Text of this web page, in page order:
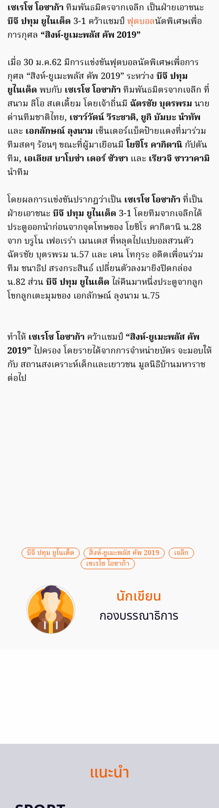
เซเรโซ โอซาก้าทีมพันธมิตรจากเจลีก เป็นฝ่ายเอาชนะ
บีจี ปทุม ยูไนเต็ด 3-1 คว้าแชมป์ ฟุตบอลนัดพิเศษเพื่อ
การกุศล “สิงห์-ยูเมะพลัส คัพ 2019”
เมื่อ 30 ม.ค.62 มีการแข่งขันฟุตบอลนัดพิเศษเพื่อการ
กุศล “สิงห์-ยูเมะพลัส คัพ 2019” ระหว่าง บีจี ปทุม
ยูไนเต็ด พบกับ เซเรโซ โอซาก้าทีมพันธมิตรจากเจลีก ที่
สนาม ลีโอ สเตเดี้ยม โดยเจ้าถิ่นมี ฉัตรชัย บุตรพรม นาย
ด่านทีมชาติไทย, เชาว์วัตน์ วีระชาติ, ยูกิ บัมบะ นำทัพ
และ เอกลักษณ์ ลุงนาม เซ็นเตอร์แบ็คป้ายแดงที่มาร่วม
ทีมสดๆ ร้อนๆ ขณะที่ผู้มาเยือนมีโยชิโร คากิตานิ กัปตัน
ทีม, เอเลียส บาโบซ่า เดอร์ ซัวซา และ เรียวจิ ซาวาคามิ
นำทีม
โดยผลการแข่งขันปรากฎว่าเป็น เซเรโซ โอซาก้าที่เป็น
ฝ่ายเอาชนะ บีจี ปทุม ยูไนเต็ด 3-1 โดยทีมจากเจลีกได้
ประตูออกนำก่อนจากจุดโทษของ โยชิโร คากิตานิ น.28
จาก บรูโน เฟอเรร่า เมนเดส ที่หลุดไปแปบอลสวนตัว
ฉัตรชัย บุตรพรม น.57 และ เคน โทกุระ อดีตเพื่อนร่วม
ทีม ชนาธิป สรงกระสินธ์ เปลี่ยนตัวลงมายิงปิดกล่อง
น.82 ส่วนบีจี ปทุม ยูไนเต็ด ไล่คืนมาหนึ่งประตูจากลูก
โขกลูกเตะมุมของ เอกลักษณ์ ลุงนาม น.75
ทำให้ เซเรโซ โอซาก้า คว้าแชมป์ “สิงห์-ยูเมะพลัส คัพ
2019” ไปครอง โดยรายได้จากการจำหน่ายบัตร จะมอบให้
กับ สถานสงเคราะห์เด็กและเยาวชน มูลนิธิบ้านมหาราช
ต่อไป
บีจี ปทุม ยูไนเต็ด สิงห์-ยูเมะพลัส คัพ 2019
เจลีก
เซเรโซ โอซาก้า
นักเขียน
กองบรรณาธิการ
แนะนำ